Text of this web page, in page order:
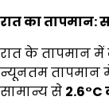
रात का तापमान:
रात के तापमान
न्यूनतम तापमान
सामान्य से 2.6°C